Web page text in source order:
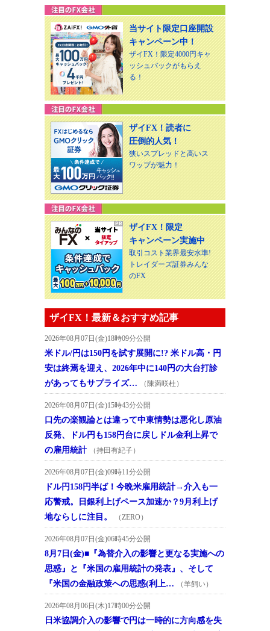
当サイト限定口座開設
キャンペーン中！
ザイFX！限定4000円キャ
ッシュバックがもらえ
る！
ザイFX！読者に
圧倒的人気！
狭いスプレッドと高いス
ワップが魅力！
ザイFX！限定
キャンペーン実施中
取引コスト業界最安水準!
トレイダーズ証券みんな
のFX
ザイFX！最新＆おすすめ記事
2026年08月07日(金)18時09分公開
米ドル/円は150円を試す展開に!? 米ドル高・円
安は終焉を迎え、2026年中に140円の大台打診
があってもサプライズ…
（陳満咲杜）
2026年08月07日(金)15時43分公開
口先の楽観論とは違って中東情勢は悪化し原油
反発、ドル円も158円台に戻しドル金利上昇で
の雇用統計
（持田有紀子）
2026年08月07日(金)09時11分公開
ドル円158円半ば！今晩米雇用統計→介入も一
応警戒。日銀利上げペース加速か？9月利上げ
地ならしに注目。
（ZERO）
2026年08月07日(金)06時45分公開
8月7日(金)■『為替介入の影響と更なる実施への
思惑』と『米国の雇用統計の発表』、そして
『米国の金融政策への思惑(利上…
（羊飼い）
2026年08月06日(木)17時00分公開
日米協調介入の影響で円は一時的に方向感を失